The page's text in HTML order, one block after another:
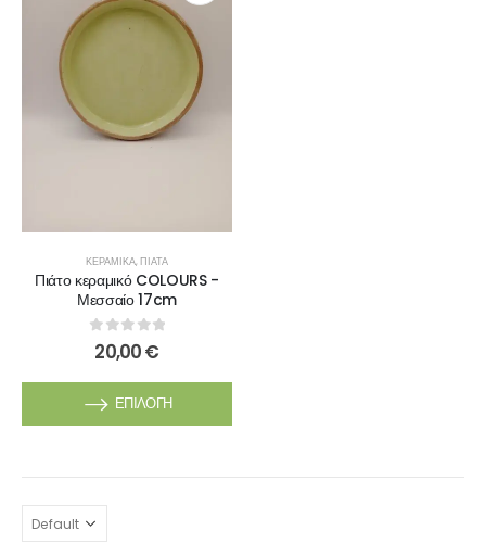
ΚΕΡΑΜΙΚΆ,ΠΙΆΤΑ
Πιάτο κεραμικό COLOURS -
Μεσσαίο 17cm
0out of 5
20,00€
ΕΠΙΛΟΓΉ